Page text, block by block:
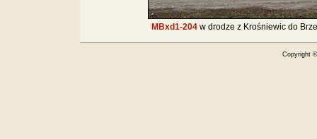
MBxd1-204w drodze z Krośniewic do
Copyright